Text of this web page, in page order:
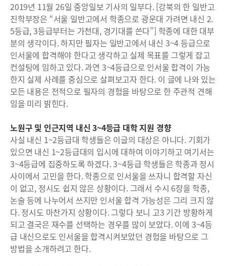
2019년 11월 26일 중앙일보 기사의 일부다. [강북의 한 일반고
진학부장은 “서울 일반고에서 학종으로 광운대 가려면 내신 2.
5등급, 3등급부터는 가천대, 경기대를 쓴다”] 학종에 대한 대부
분의 생각이다. 하지만 필자는 일반고에서 내신 3~4 등급으로
인서울에 합격해야 한다고 생각하고 실제 목표를 그렇게 잡고
컨설팅에 임하고 있다. 과연 3~4등급으로 인서울 합격이 가능
한지 실제 사례를 중심으로 살펴보고자 한다. 이 글에 나와 있는
모든 내용은 전적으로 필자의 경험을 바탕으로 한 주관적 견해
임을 미리 밝힌다.
노원구 및 인근지역 내신 3~4등급 대학 지원 경향
사실 내신 1~2등급대 학생들은 이글의 대상은 아니다. 기회가
있으면 내신 1~2등급대의 입시에 대하여 이야기하고 여기서는
3~4등급에 집중하도록 하겠다. 3~4등급 학생들은 학종과 정시
사이에서 고민을 한다. 학종으로 인서울을 쓰자니 합격할 자신
이 없고, 정시도 쉽지 않은 상황이다. 그래서 수시 6장을 학종,
논술 등에 나누어서 쓰지만 인서울 합격 가능성은 그리 크지 않
다. 정시도 마찬가지 상황이다. 그렇다 보니 고3 기간 방황하게
되고 결국은 재수를 선택하는 경우를 많이 보았다. 이에 3~4등
급 내신으로도 인서울을 합격시켜보았던 경험을 바탕으로 그
방법을 소개하려고 한다.